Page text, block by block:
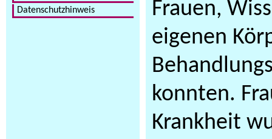
Datenschutzhinweis
Frauen,
eigenen
konnten.
Krankheit